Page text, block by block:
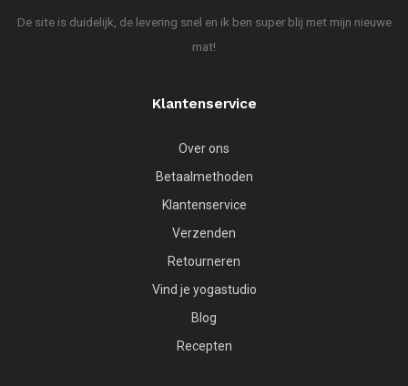
De site is duidelijk, de levering snel en ik ben super blij met mijn nieuwe
mat!
Klantenservice
Over ons
Betaalmethoden
Klantenservice
Verzenden
Retourneren
Vind je yogastudio
Blog
Recepten